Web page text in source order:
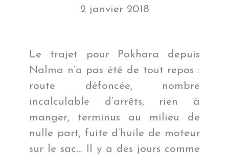
2 janvier 2018
Le trajet pour Pokhara depuis
Nalma n’a pas été de tout repos :
route défoncée, nombre
incalculable d’arrêts, rien à
manger, terminus au milieu de
nulle part, fuite d’huile de moteur
sur le sac… Il y a des jours comme